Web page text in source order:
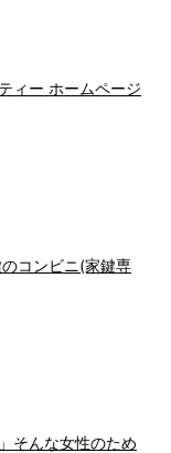
ィー ホームページ
コンビニ(家鍵専
そんな女性のため